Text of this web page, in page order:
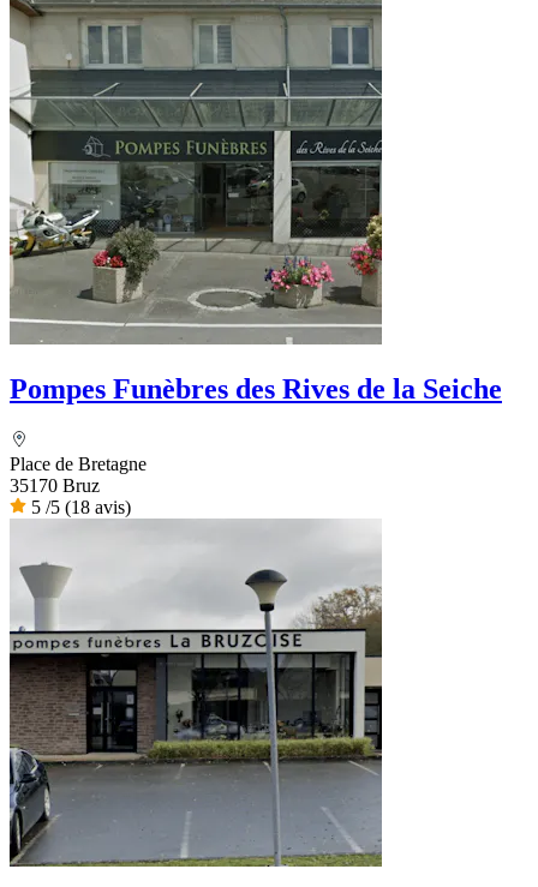
Pompes Funèbres des Rives de la Seiche
Place de Bretagne
35170 Bruz
5 /5 (18 avis)